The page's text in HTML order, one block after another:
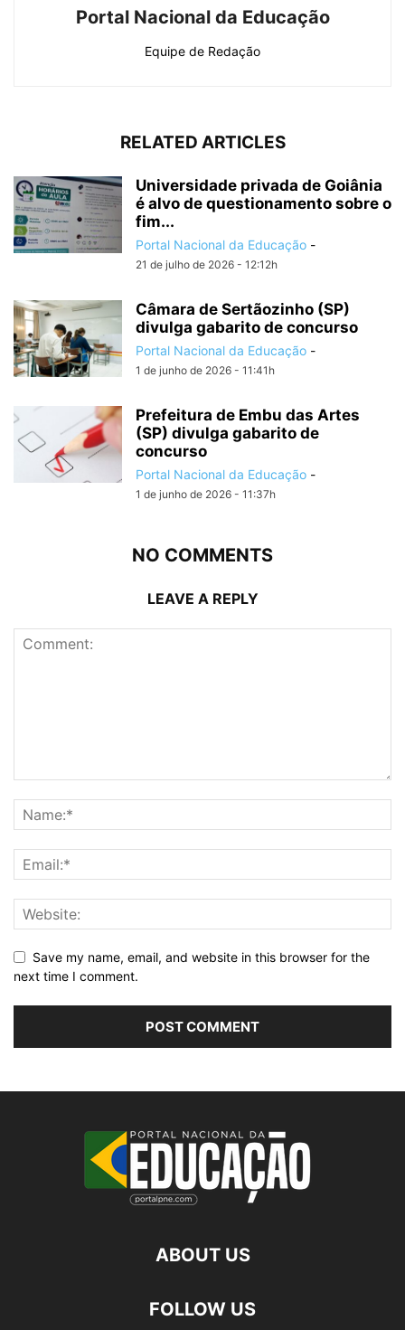
Portal Nacional da Educação
Equipe de Redação
RELATED ARTICLES
Universidade privada de Goiânia
é alvo de questionamento sobre o
fim...
Portal Nacional da Educação -
21 de julho de 2026 - 12:12h
Câmara de Sertãozinho (SP)
divulga gabarito de concurso
Portal Nacional da Educação -
1 de junho de 2026 - 11:41h
Prefeitura de Embu das Artes
(SP) divulga gabarito de
concurso
Portal Nacional da Educação -
1 de junho de 2026 - 11:37h
NO COMMENTS
LEAVE A REPLY
Save my name, email, and website in this browser for the
next time I comment.
ABOUT US
FOLLOW US